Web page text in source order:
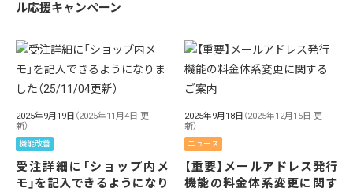
ル応援キャンペーン
2025年9月19日 （2025年11月4日 更
新）
機能改善
受注詳細に「ショップ内メ
モ」を記入できるようになり
2025年9月18日 （2025年12月15日 更
新）
ニュース
【重要】メールアドレス発行
機能の料金体系変更に関す